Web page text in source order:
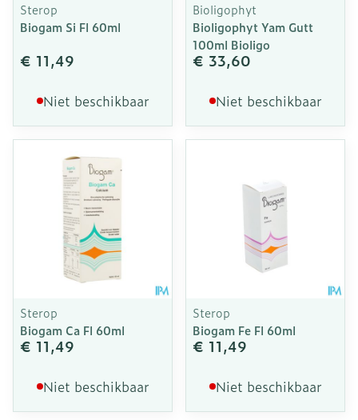
Sterop
Biogam Si Fl 60ml
€ 11,49
Niet beschikbaar
Bioligophyt
Bioligophyt Yam Gutt
100ml Bioligo
€ 33,60
Niet beschikbaar
Sterop
Biogam Ca Fl 60ml
€ 11,49
Niet beschikbaar
Sterop
Biogam Fe Fl 60ml
€ 11,49
Niet beschikbaar